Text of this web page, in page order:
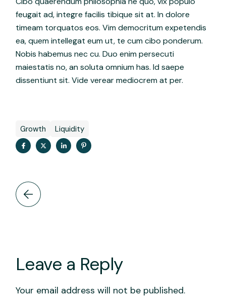
feugait ad, integre facilis tibique sit at. In dolore
timeam torquatos eos. Vim democritum expetendis
ea, quem intellegat eum ut, te cum cibo ponderum.
Nobis habemus nec cu. Duo enim persecuti
maiestatis no, an soluta omnium has. Id saepe
dissentiunt sit. Vide verear mediocrem at per.
Growth Liquidity
Leave a Reply
Your email address will not be published.